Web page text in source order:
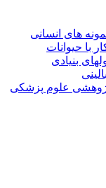
های انسانی
با حیوانات
بنیادی
پژوهشی علوم پزشکی